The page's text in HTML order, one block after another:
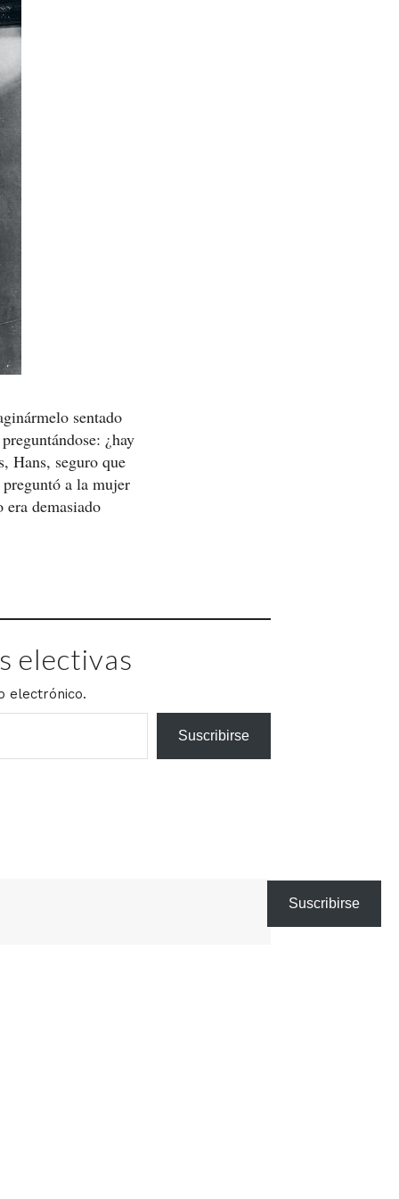
sentado
¿hay
Hans, seguro que
a la mujer
era demasiado
electivas
electrónico.
Suscribirse
Suscribirse